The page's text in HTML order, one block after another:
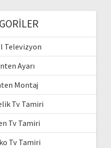
Televizyon
Ayarı
Montaj
Tv Tamiri
Tv Tamiri
Tv Tamiri